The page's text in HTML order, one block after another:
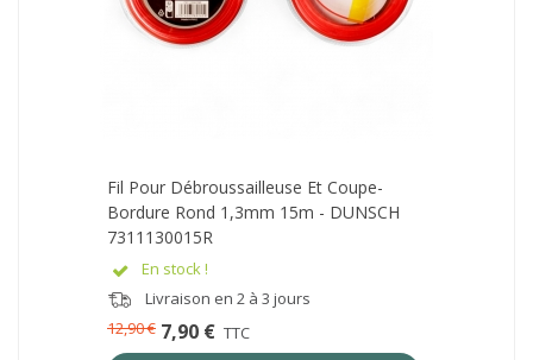
Fil Pour Débroussailleuse Et Coupe-
Bordure Rond 1,3mm 15m - DUNSCH
7311130015R
En stock !
Livraison en 2 à 3 jours
7,90 € TTC
12,90 €